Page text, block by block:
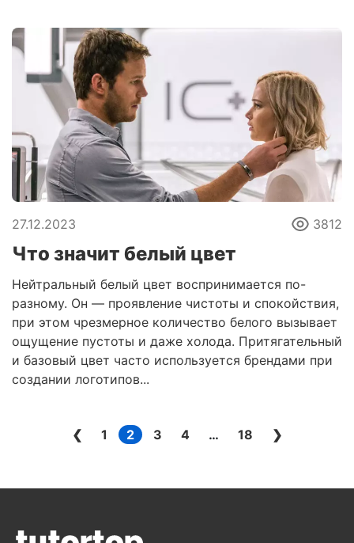
27.12.2023 3812
Что значит белый цвет
Нейтральный белый цвет воспринимается по-
разному. Он — проявление чистоты и спокойствия,
при этом чрезмерное количество белого вызывает
ощущение пустоты и даже холода. Притягательный
и базовый цвет часто используется брендами при
создании логотипов...
❮ 1 2 3 4 … 18 ❯